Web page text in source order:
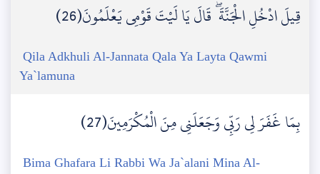
قِيلَ ادْخُلِ الْجَنَّةَ ۖ قَالَ يَا لَيْتَ قَوْمِي يَعْلَمُونَ(26)
Qila Adkhuli Al-Jannata Qala Ya Layta Qawmi
Ya`lamuna
بِمَا غَفَرَ لِي رَبِّي وَجَعَلَنِي مِنَ الْمُكْرَمِينَ(27)
Bima Ghafara Li Rabbi Wa Ja`alani Mina Al-